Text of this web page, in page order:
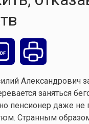
Александрович
заняться
пенсионер даже не
Странным